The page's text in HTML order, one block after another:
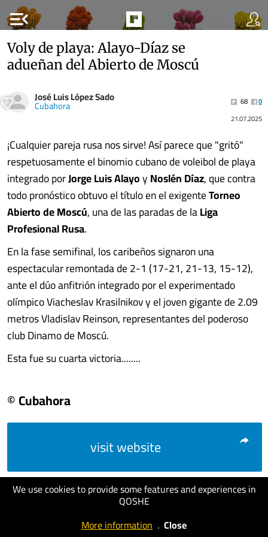
menu_open
We use cookies to provide some features and experiences in
QOSHE
More information . Close
Voly de playa: Alayo-Díaz se
adueñan del Abierto de Moscú
José Luis López Sado
Cubahora 68
0
21.07.2025
¡Cualquier pareja rusa nos sirve! Así parece que "gritó"
respetuosamente el binomio cubano de voleibol de playa
integrado porJorge Luis AlayoyNoslén Díaz, que contra
todo pronóstico obtuvo el título en el exigenteTorneo
Abierto de Moscú, una de las paradas de laLiga
Profesional Rusa.
En la fase semifinal, los caribeños signaron una
espectacular remontada de 2-1 (17-21, 21-13, 15-12),
ante el dúo anfitrión integrado por el experimentado
olímpico Viacheslav Krasilnikov y el joven gigante de 2.09
metros Vladislav Reinson, representantes del poderoso
club Dinamo de Moscú.
Esta fue su cuarta victoria........
© Cubahora
visit website